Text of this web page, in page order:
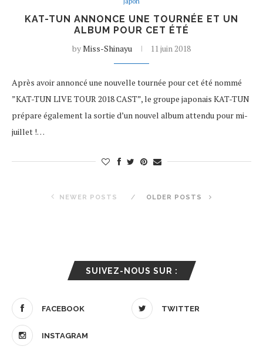
KAT-TUN ANNONCE UNE TOURNÉE ET UN
ALBUM POUR CET ÉTÉ
byMiss-Shinayu 11 juin 2018
Après avoir annoncé une nouvelle tournée pour cet été nommé
”KAT-TUN LIVE TOUR 2018 CAST”, le groupe japonais KAT-TUN
prépare également la sortie d’un nouvel album attendu pour mi-
juillet !…
NEWER POSTS OLDER POSTS
SUIVEZ-NOUS SUR :
FACEBOOK TWITTER
INSTAGRAM